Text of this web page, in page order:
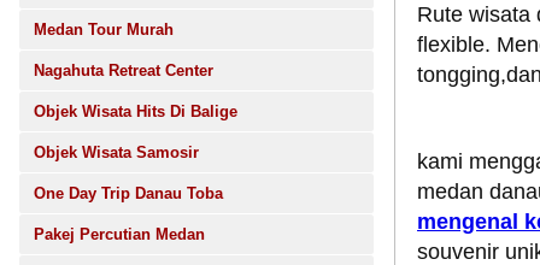
Medan Tour Murah
Nagahuta Retreat Center
Objek Wisata Hits Di Balige
Objek Wisata Samosir
One Day Trip Danau Toba
Pakej Percutian Medan
Rute wisata
flexible.
kami
medan
mengenal
souvenir